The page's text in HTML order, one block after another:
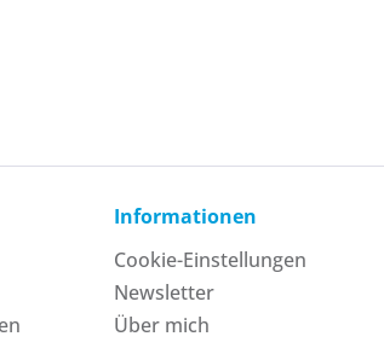
Informationen
Cookie-Einstellungen
Newsletter
Über mich